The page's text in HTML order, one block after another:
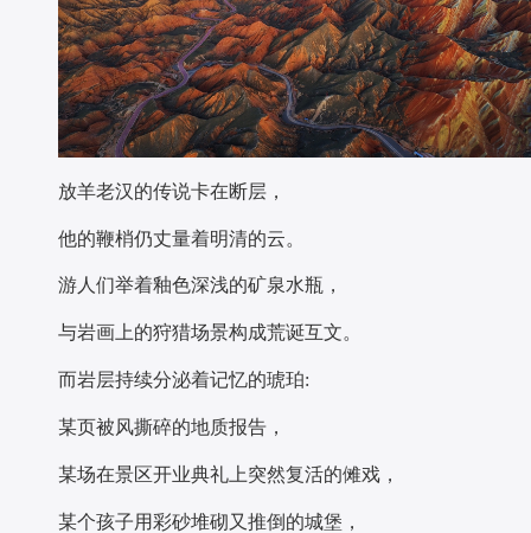
放羊老汉的传说卡在断层，
他的鞭梢仍丈量着明清的云。
游人们举着釉色深浅的矿泉水瓶，
与岩画上的狩猎场景构成荒诞互文。
而岩层持续分泌着记忆的琥珀:
某页被风撕碎的地质报告，
某场在景区开业典礼上突然复活的傩戏，
某个孩子用彩砂堆砌又推倒的城堡，